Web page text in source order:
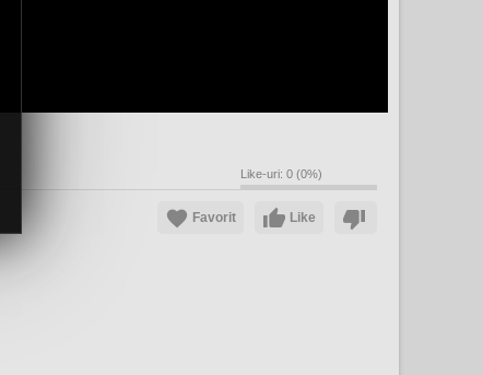
Like-uri: 0 (0%)
Like
Favorit